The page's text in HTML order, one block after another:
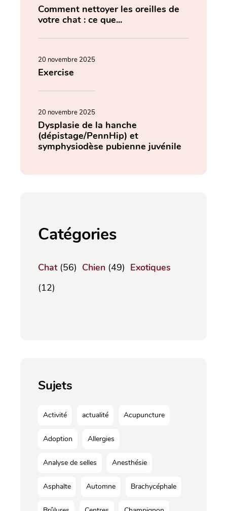
Comment nettoyer les oreilles de
votre chat : ce que...
20 novembre 2025
Exercise
20 novembre 2025
Dysplasie de la hanche
(dépistage/PennHip) et
symphysiodèse pubienne juvénile
Catégories
Chat(56) Chien (49) Exotiques
(12)
Sujets
Activité actualité Acupuncture
Adoption Allergies
Analyse de selles Anesthésie
Asphalte Automne Brachycéphale